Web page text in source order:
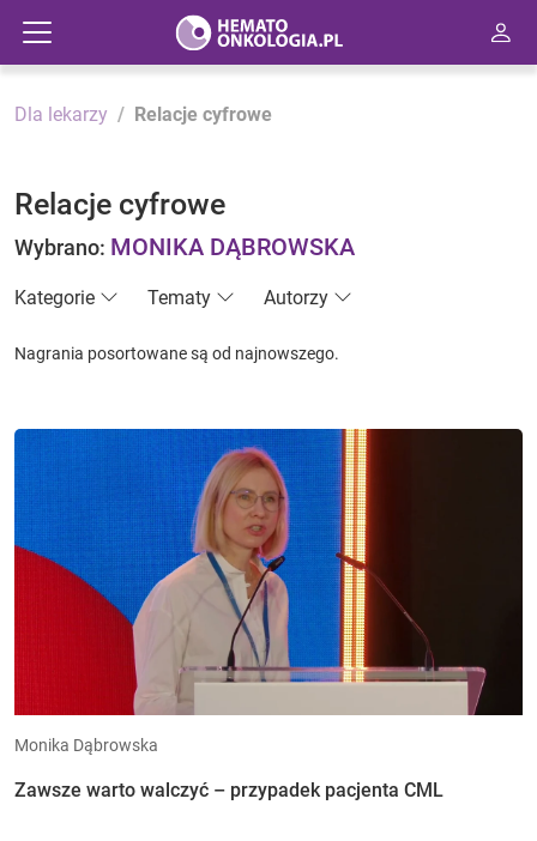
Dla lekarzy Relacje cyfrowe
Relacje cyfrowe
Wybrano: MONIKA DĄBROWSKA
Kategorie Tematy Autorzy
Nagrania posortowane są od najnowszego.
Monika Dąbrowska
Zawsze warto walczyć – przypadek pacjenta CML